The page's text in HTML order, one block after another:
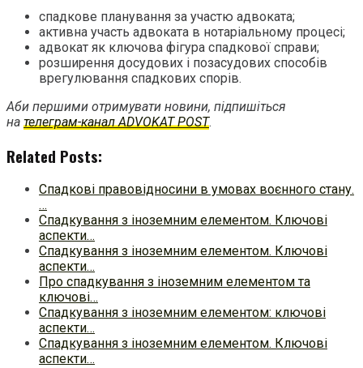
спадкове планування за участю адвоката;
активна участь адвоката в нотаріальному процесі;
адвокат як ключова фігура спадкової справи;
розширення досудових і позасудових способів
врегулювання спадкових спорів.
Аби першими отримувати новини, підпишіться
на телеграм-канал ADVOKAT POST.
Related Posts:
Спадкові правовідносини в умовах воєнного стану.
…
Спадкування з іноземним елементом. Ключові
аспекти…
Спадкування з іноземним елементом. Ключові
аспекти…
Про спадкування з іноземним елементом та
ключові…
Спадкування з іноземним елементом: ключові
аспекти…
Спадкування з іноземним елементом. Ключові
аспекти…